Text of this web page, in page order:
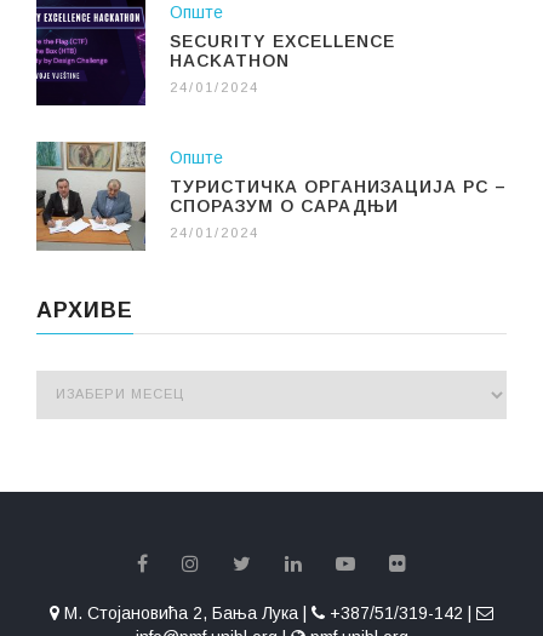
Опште
SECURITY EXCELLENCE
HACKATHON
24/01/2024
Опште
ТУРИСТИЧКА ОРГАНИЗАЦИЈА РС –
СПОРАЗУМ О САРАДЊИ
24/01/2024
АРХИВЕ
М. Стојановића 2, Бања Лука |
+387/51/319-142 |